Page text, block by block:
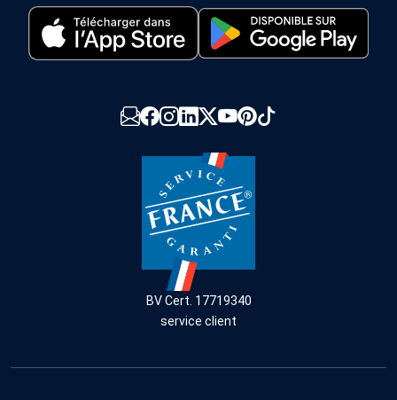
BV Cert. 17719340
service client